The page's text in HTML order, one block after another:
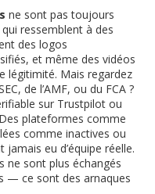
ne sont pas toujours
ressemblent à des
des logos
et même des vidéos
légitimité. Mais regardez
de l’AMF, ou du FCA ?
sur Trustpilot ou
plateformes comme
comme inactives ou
jamais eu d’équipe réelle.
ne sont plus échangés
— ce sont des arnaques